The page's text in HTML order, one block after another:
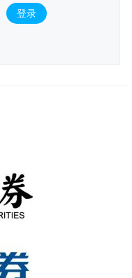
登录 。